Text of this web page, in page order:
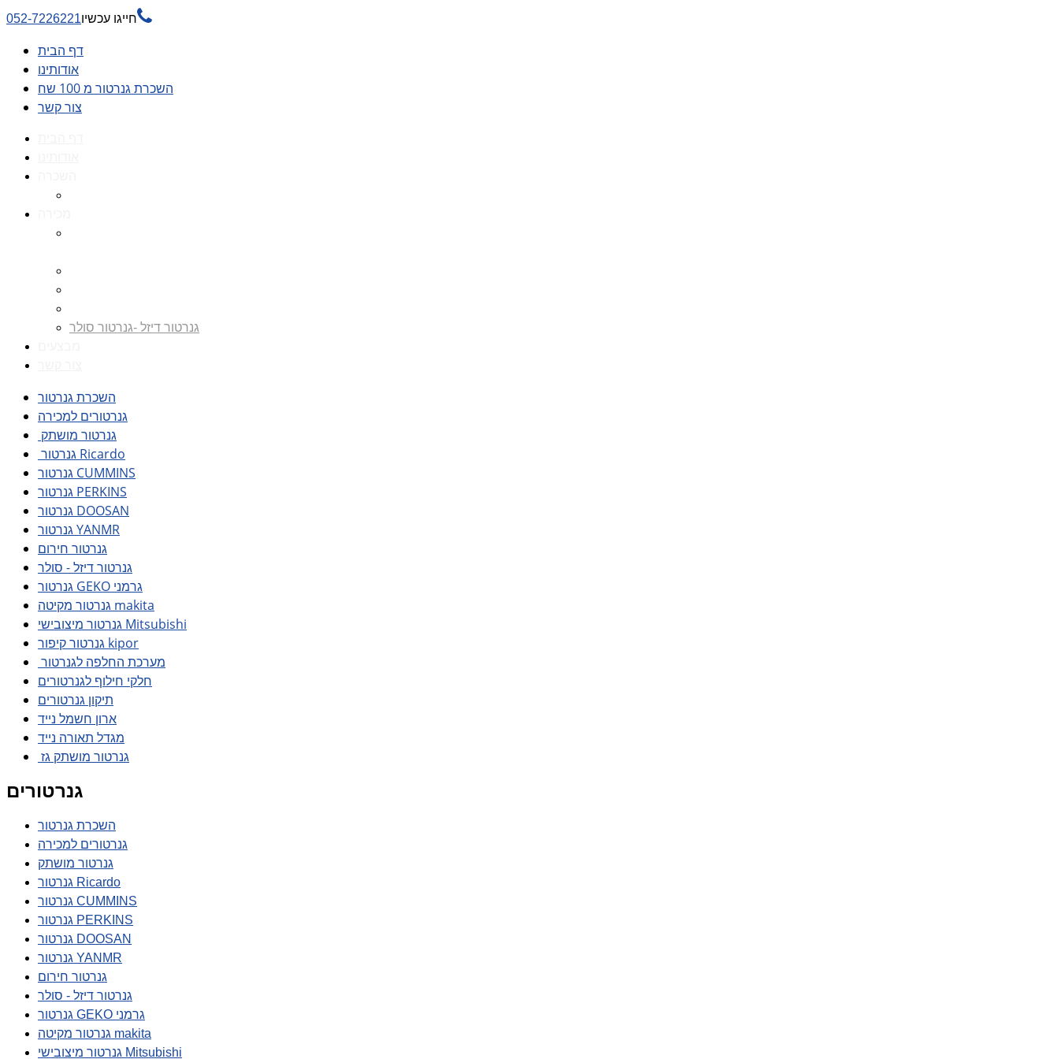
חייגו עכשיו052-7226221 
דף הבית
אודותינו
השכרת גנרטור מ 100 שח
צור קשר
גנרטור דיזל -גנרטור סולר
השכרת גנרטור
גנרטורים למכירה
גנרטור מושתק
גנרטור Ricardo
גנרטור CUMMINS
גנרטור PERKINS
גנרטור DOOSAN
גנרטור YANMR
גנרטור חירום
גנרטור דיזל - סולר
גנרטור GEKO גרמני
גנרטור מקיטה makita
גנרטור מיצובישי Mitsubishi
גנרטור קיפור kipor
מערכת החלפה לגנרטור
חלקי חילוף לגנרטורים
תיקון גנרטורים
ארון חשמל נייד
מגדל תאורה נייד
גנרטור מושתק גז
גנרטורים
השכרת גנרטור
גנרטורים למכירה
גנרטור מושתק
גנרטור Ricardo
גנרטור CUMMINS
גנרטור PERKINS
גנרטור DOOSAN
גנרטור YANMR
גנרטור חירום
גנרטור דיזל - סולר
גנרטור GEKO גרמני
גנרטור מקיטה makita
גנרטור מיצובישי Mitsubishi